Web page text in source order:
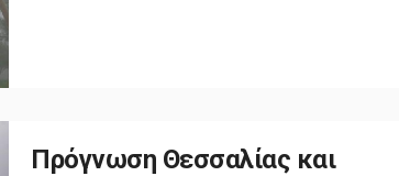
Πρόγνωση Θεσσαλίας και